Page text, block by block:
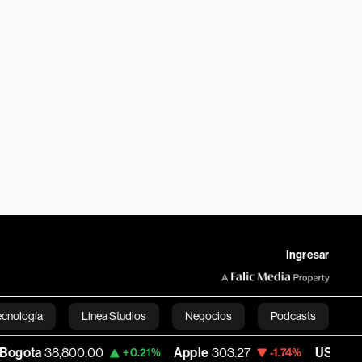
Ingresar
Línea Studios Negocios Podcasts
English+0.21% Apple 303.27 -1.74% USD COP